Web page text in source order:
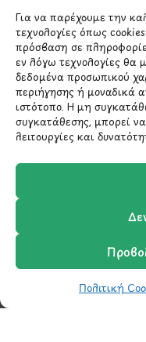
Για να παρέχουμε την
τεχνολογίες όπως
πρόσβαση σε
εν λόγω τεχνολογίες θα
δεδομένα προσωπικού
περιήγησης ή μοναδικά
ιστότοπο. Η μη
συγκατάθεσης, μπορεί
λειτουργίες και
Πολιτική
Μάθετε
και
Έχω
WishlistΚαλάθιΣύγκριση
Ο